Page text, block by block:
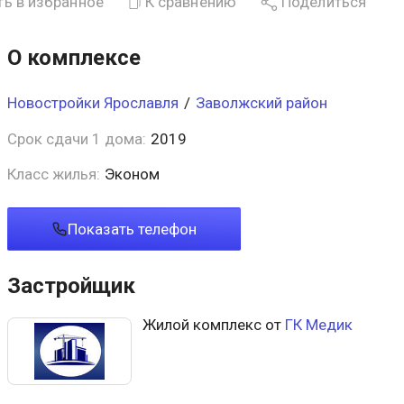
О комплексе
Новостройки Ярославля / Заволжский район
Срок сдачи 1 дома: 2019
Класс жилья: Эконом
Показать телефон
Застройщик
Жилой комплекс от ГК Медик